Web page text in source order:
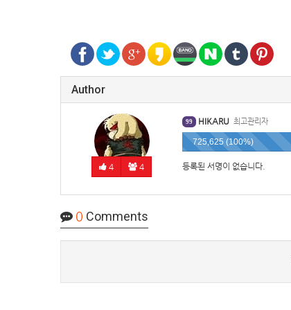
Author
4 4
99 HIKARU 최고관리자
725,625 (100%)
등록된 서명이 없습니다.
0 Comments